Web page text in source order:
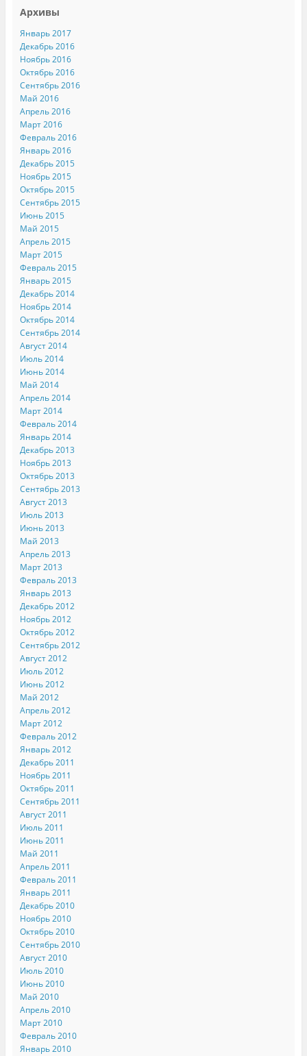
Архивы
Январь 2017
Декабрь 2016
Ноябрь 2016
Октябрь 2016
Сентябрь 2016
Май 2016
Апрель 2016
Март 2016
Февраль 2016
Январь 2016
Декабрь 2015
Ноябрь 2015
Октябрь 2015
Сентябрь 2015
Июнь 2015
Май 2015
Апрель 2015
Март 2015
Февраль 2015
Январь 2015
Декабрь 2014
Ноябрь 2014
Октябрь 2014
Сентябрь 2014
Август 2014
Июль 2014
Июнь 2014
Май 2014
Апрель 2014
Март 2014
Февраль 2014
Январь 2014
Декабрь 2013
Ноябрь 2013
Октябрь 2013
Сентябрь 2013
Август 2013
Июль 2013
Июнь 2013
Май 2013
Апрель 2013
Март 2013
Февраль 2013
Январь 2013
Декабрь 2012
Ноябрь 2012
Октябрь 2012
Сентябрь 2012
Август 2012
Июль 2012
Июнь 2012
Май 2012
Апрель 2012
Март 2012
Февраль 2012
Январь 2012
Декабрь 2011
Ноябрь 2011
Октябрь 2011
Сентябрь 2011
Август 2011
Июль 2011
Июнь 2011
Май 2011
Апрель 2011
Февраль 2011
Январь 2011
Декабрь 2010
Ноябрь 2010
Октябрь 2010
Сентябрь 2010
Август 2010
Июль 2010
Июнь 2010
Май 2010
Апрель 2010
Март 2010
Февраль 2010
Январь 2010